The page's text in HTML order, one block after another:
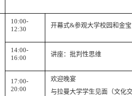
10:00-
12:30
开幕式&参观大学校园和金宝
14:00-
16:00
讲座：批判性思维
17:00-
20:00
欢迎晚宴
与拉曼大学学生见面（文化交